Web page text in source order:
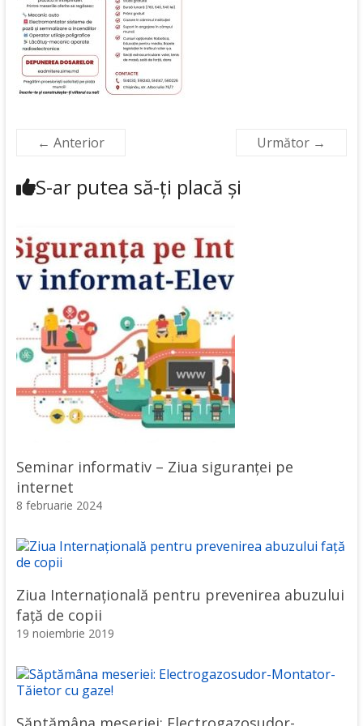
← Anterior Următor →
S-ar putea să-ți placă și
Seminar informativ – Ziua siguranței pe
internet
8 februarie 2024
Ziua Internațională pentru prevenirea abuzului
față de copii
19 noiembrie 2019